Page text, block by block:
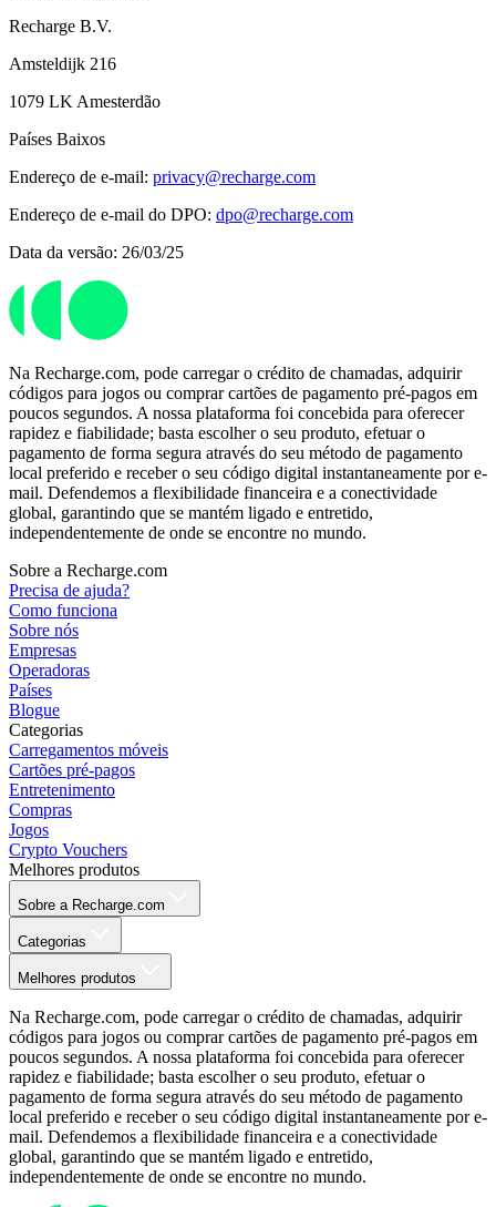
Recharge B.V.
Amsteldijk 216
1079 LK Amesterdão
Países Baixos
Endereço de e-mail: privacy@recharge.com
Endereço de e-mail do DPO: dpo@recharge.com
Data da versão: 26/03/25
Na Recharge.com, pode carregar o crédito de chamadas, adquirir
códigos para jogos ou comprar cartões de pagamento pré-pagos em
poucos segundos. A nossa plataforma foi concebida para oferecer
rapidez e fiabilidade; basta escolher o seu produto, efetuar o
pagamento de forma segura através do seu método de pagamento
local preferido e receber o seu código digital instantaneamente por e-
mail. Defendemos a flexibilidade financeira e a conectividade
global, garantindo que se mantém ligado e entretido,
independentemente de onde se encontre no mundo.
Sobre a Recharge.com
Precisa de ajuda?
Como funciona
Sobre nós
Empresas
Operadoras
Países
Blogue
Categorias
Carregamentos móveis
Cartões pré-pagos
Entretenimento
Compras
Jogos
Crypto Vouchers
Melhores produtos
Sobre a Recharge.com
Categorias
Melhores produtos
Na Recharge.com, pode carregar o crédito de chamadas, adquirir
códigos para jogos ou comprar cartões de pagamento pré-pagos em
poucos segundos. A nossa plataforma foi concebida para oferecer
rapidez e fiabilidade; basta escolher o seu produto, efetuar o
pagamento de forma segura através do seu método de pagamento
local preferido e receber o seu código digital instantaneamente por e-
mail. Defendemos a flexibilidade financeira e a conectividade
global, garantindo que se mantém ligado e entretido,
independentemente de onde se encontre no mundo.